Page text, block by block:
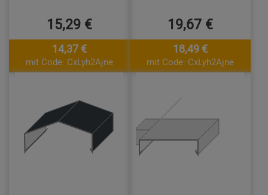
15,29 €
14,37 €
mit Code: CxLyh2Ajne
19,67 €
18,49 €
mit Code: CxLyh2Ajne